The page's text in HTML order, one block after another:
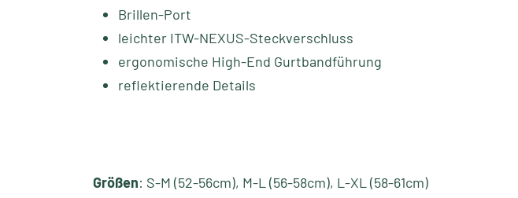
Brillen-Port
leichter ITW-NEXUS-Steckverschluss
ergonomische High-End Gurtbandführung
reflektierende Details
Größen: S-M (52-56cm), M-L (56-58cm), L-XL (58-61cm)